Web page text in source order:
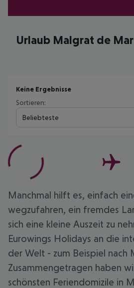
Urlaub Malgrat de Mar
Keine Ergebnisse
Sortieren:
Beliebteste
Manchmal hilft es, einfach
wegzufahren, ein fremdes
sich eine kleine Auszeit zu
Eurowings Holidays an die
der Welt - zum Beispiel nach
Zusammengetragen haben
schönsten Feriendomizile in